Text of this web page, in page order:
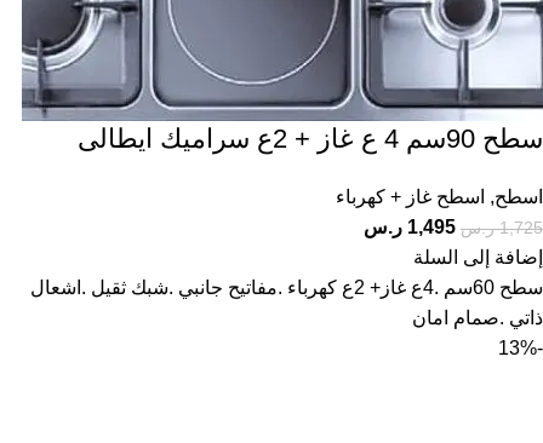
سطح 90سم 4 ع غاز + 2ع سراميك ايطالى
اسطح, اسطح غاز + كهرباء
1,725 ر.س 1,495 ر.س
إضافة إلى السلة
سطح 60سم .4ع غاز+ 2ع كهرباء .مفاتيح جانبي .شبك ثقيل .اشعال
ذاتي .صمام امان
-13%